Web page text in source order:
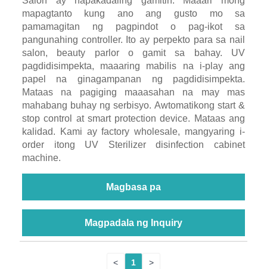
mapagtanto kung ano ang gusto mo sa
pamamagitan ng pagpindot o pag-ikot sa
pangunahing controller. Ito ay perpekto para sa nail
salon, beauty parlor o gamit sa bahay. UV
pagdidisimpekta, maaaring mabilis na i-play ang
papel na ginagampanan ng pagdidisimpekta.
Mataas na pagiging maaasahan na may mas
mahabang buhay ng serbisyo. Awtomatikong start &
stop control at smart protection device. Mataas ang
kalidad. Kami ay factory wholesale, mangyaring i-
order itong UV Sterilizer disinfection cabinet
machine.
Magbasa pa
Magpadala ng Inquiry
< 1 >